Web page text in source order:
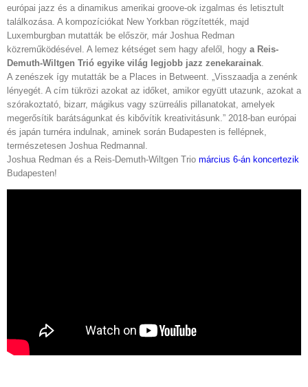
európai jazz és a dinamikus amerikai groove-ok izgalmas és letisztult
találkozása. A kompozíciókat New Yorkban rögzítették, majd
Luxemburgban mutatták be először, már Joshua Redman
közreműködésével. A lemez kétséget sem hagy afelől, hogy a Reis-
Demuth-Wiltgen Trió egyike világ legjobb jazz zenekarainak.
A zenészek így mutatták be a Places in Betweent. „Visszaadja a zenénk
lényegét. A cím tükrözi azokat az időket, amikor együtt utazunk, azokat a
szórakoztató, bizarr, mágikus vagy szürreális pillanatokat, amelyek
megerősítik barátságunkat és kibővítik kreativitásunk.” 2018-ban európai
és japán turnéra indulnak, aminek során Budapesten is fellépnek,
természetesen Joshua Redmannal.
Joshua Redman és a Reis-Demuth-Wiltgen Trio március 6-án koncertezik
Budapesten!